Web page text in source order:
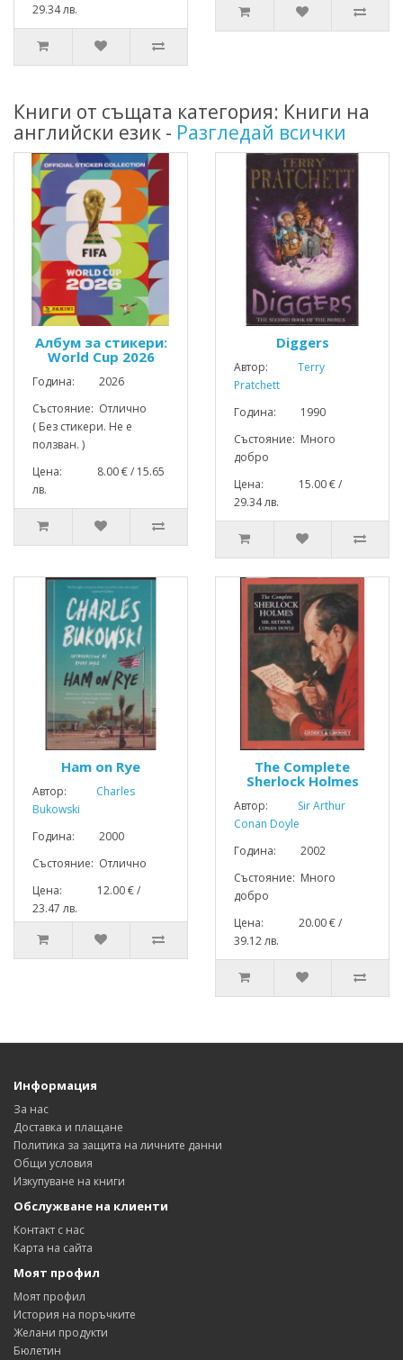
29.34 лв.
Книги от същата категория: Книги на
английски език - Разгледай всички
Албум за стикери:
World Cup 2026
Година: 2026
Състояние: Отлично
( Без стикери. Не е
ползван. )
Цена: 8.00 € / 15.65
лв.
Diggers
Автор:
Terry
Pratchett
Година: 1990
Състояние: Много
добро
Цена: 15.00 € /
29.34 лв.
Ham on Rye
Автор:
Charles
Bukowski
Година: 2000
Състояние: Отлично
Цена: 12.00 € /
23.47 лв.
The Complete
Sherlock Holmes
Автор:
Sir Arthur
Conan Doyle
Година: 2002
Състояние: Много
добро
Цена: 20.00 € /
39.12 лв.
Информация
За нас
Доставка и плащане
Политика за защита на личните данни
Общи условия
Изкупуване на книги
Обслужване на клиенти
Контакт с нас
Карта на сайта
Моят профил
Моят профил
История на поръчките
Желани продукти
Бюлетин